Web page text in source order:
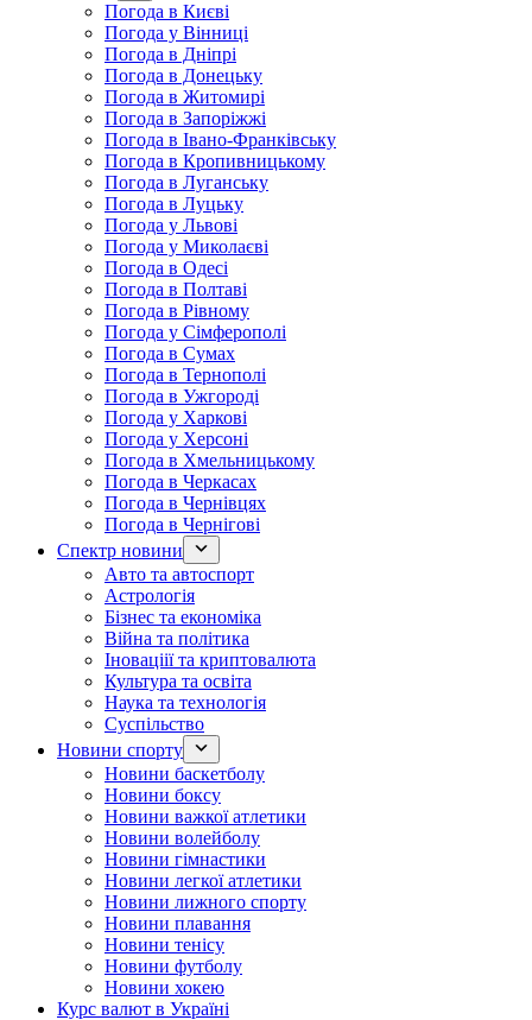
Погода в Києві
Погода у Вінниці
Погода в Дніпрі
Погода в Донецьку
Погода в Житомирі
Погода в Запоріжжі
Погода в Івано-Франківську
Погода в Кропивницькому
Погода в Луганську
Погода в Луцьку
Погода у Львові
Погода у Миколаєві
Погода в Одесі
Погода в Полтаві
Погода в Рівному
Погода у Сімферополі
Погода в Сумах
Погода в Тернополі
Погода в Ужгороді
Погода у Харкові
Погода у Херсоні
Погода в Хмельницькому
Погода в Черкасах
Погода в Чернівцях
Погода в Чернігові
Спектр новини
Авто та автоспорт
Астрологія
Бізнес та економіка
Війна та політика
Іноваціії та криптовалюта
Культура та освіта
Наука та технологія
Суспільство
Новини спорту
Новини баскетболу
Новини боксу
Новини важкої атлетики
Новини волейболу
Новини гімнастики
Новини легкої атлетики
Новини лижного спорту
Новини плавання
Новини тенісу
Новини футболу
Новини хокею
Курс валют в Україні